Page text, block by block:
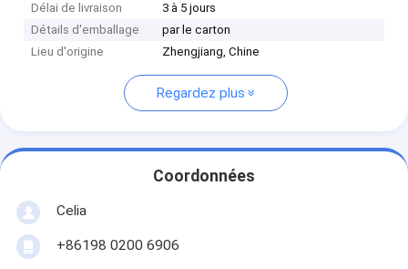
Délai de livraison
3 à 5 jours
Détails d'emballage
par le carton
Lieu d'origine
Zhengjiang, Chine
Regardez plus
Coordonnées
Celia
+86198 0200 6906